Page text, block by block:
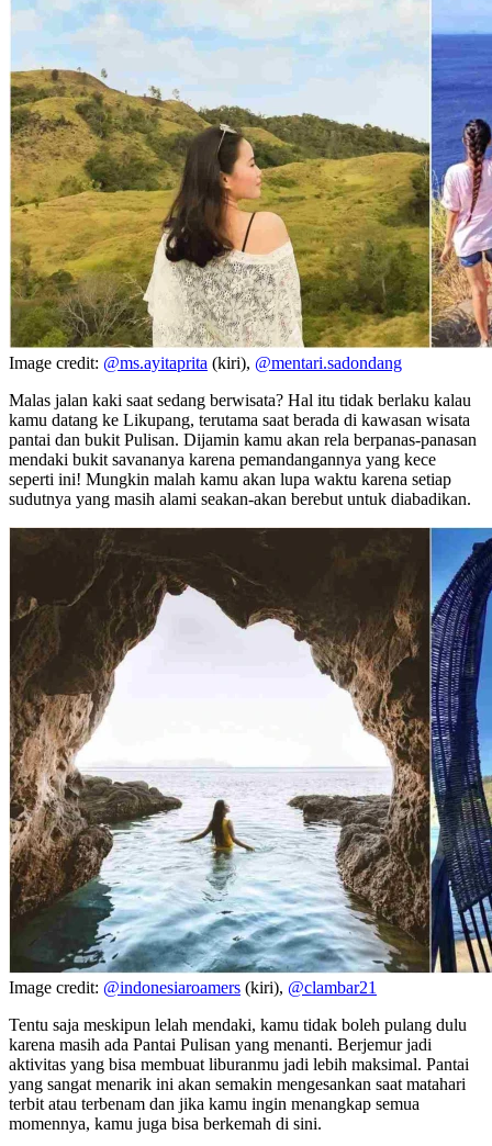
Image credit: @ms.ayitaprita (kiri), @mentari.sadondang
Malas jalan kaki saat sedang berwisata? Hal itu tidak berlaku kalau
kamu datang ke Likupang, terutama saat berada di kawasan wisata
pantai dan bukit Pulisan. Dijamin kamu akan rela berpanas-panasan
mendaki bukit savananya karena pemandangannya yang kece
seperti ini! Mungkin malah kamu akan lupa waktu karena setiap
sudutnya yang masih alami seakan-akan berebut untuk diabadikan.
Image credit: @indonesiaroamers (kiri), @clambar21
Tentu saja meskipun lelah mendaki, kamu tidak boleh pulang dulu
karena masih ada Pantai Pulisan yang menanti. Berjemur jadi
aktivitas yang bisa membuat liburanmu jadi lebih maksimal. Pantai
yang sangat menarik ini akan semakin mengesankan saat matahari
terbit atau terbenam dan jika kamu ingin menangkap semua
momennya, kamu juga bisa berkemah di sini.